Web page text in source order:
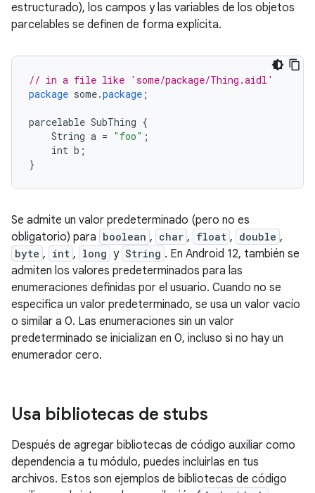
estructurado), los campos y las variables de los objetos
parcelables se definen de forma explícita.
// in a file like 'some/package/Thing.aidl'
package some.package ;
parcelable SubThing {
String a = "foo" ;
int b ;
}
Se admite un valor predeterminado (pero no es
obligatorio) para boolean , char , float , double ,
byte , int , long y String . En Android 12, también se
admiten los valores predeterminados para las
enumeraciones definidas por el usuario. Cuando no se
especifica un valor predeterminado, se usa un valor vacío
o similar a 0. Las enumeraciones sin un valor
predeterminado se inicializan en 0, incluso si no hay un
enumerador cero.
Usa bibliotecas de stubs
Después de agregar bibliotecas de código auxiliar como
dependencia a tu módulo, puedes incluirlas en tus
archivos. Estos son ejemplos de bibliotecas de código